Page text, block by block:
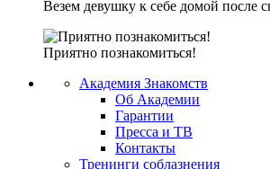
Везем девушку к себе домой после
Приятно познакомиться!
Академия Знакомств
Об Академии
Гарантии
Пресса и ТВ
Контакты
Тренинги соблазнения